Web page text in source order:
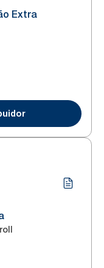
Extra